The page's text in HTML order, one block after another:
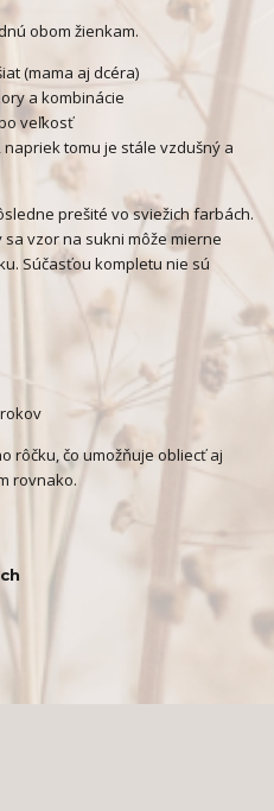
obom žienkam.
(mama aj dcéra)
a kombinácie
veľkosť
tomu je stále vzdušný a
prešité vo sviežich farbách.
vzor na sukni môže mierne
Súčasťou kompletu nie sú
rôčku, čo umožňuje obliecť aj
rovnako.